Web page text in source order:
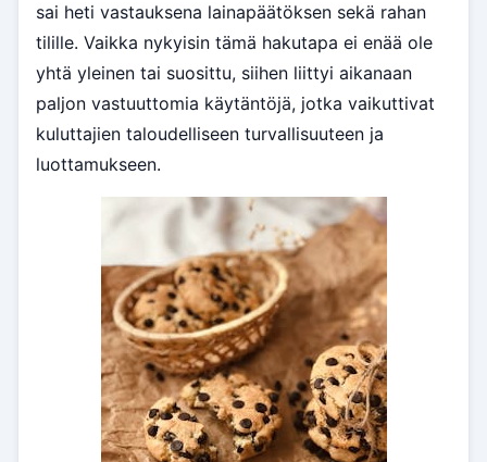
sai heti vastauksena lainapäätöksen sekä rahan
tilille. Vaikka nykyisin tämä hakutapa ei enää ole
yhtä yleinen tai suosittu, siihen liittyi aikanaan
paljon vastuuttomia käytäntöjä, jotka vaikuttivat
kuluttajien taloudelliseen turvallisuuteen ja
luottamukseen.